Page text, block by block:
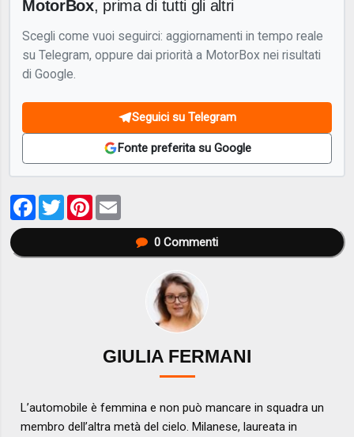
MotorBox, prima di tutti gli altri
Scegli come vuoi seguirci: aggiornamenti in tempo reale
su Telegram, oppure dai priorità a MotorBox nei risultati
di Google.
Seguici su Telegram
Fonte preferita su Google
Facebook
TwitterPinterest
0Commenti
GIULIA FERMANI
L’automobile è femmina e non può mancare in squadra un
membro dell’altra metà del cielo. Milanese, laureata in